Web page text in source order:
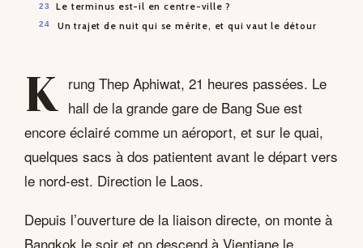
Le terminus est-il en centre-ville ?
Un trajet de nuit qui se mérite, et qui vaut le détour
K rung Thep Aphiwat, 21 heures passées. Le
hall de la grande gare de Bang Sue est
encore éclairé comme un aéroport, et sur le quai,
quelques sacs à dos patientent avant le départ vers
le nord-est. Direction le Laos.
Depuis l’ouverture de la liaison directe, on monte à
Bangkok le soir et on descend à Vientiane le